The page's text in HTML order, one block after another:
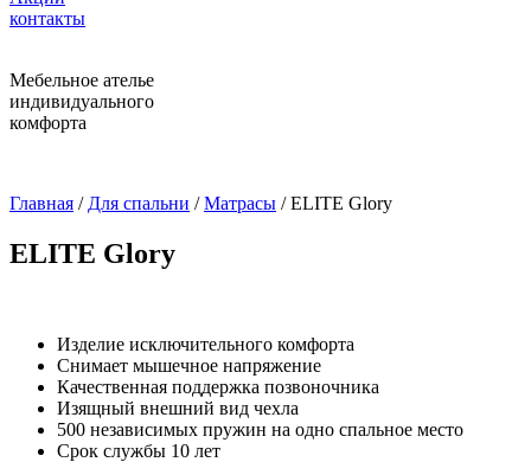
контакты
Мебельное ателье
индивидуального
комфорта
Главная / Для спальни /Матрасы / ELITE Glory
ELITE Glory
Изделие исключительного комфорта
Снимает мышечное напряжение
Качественная поддержка позвоночника
Изящный внешний вид чехла
500 независимых пружин на одно спальное место
Срок службы 10 лет